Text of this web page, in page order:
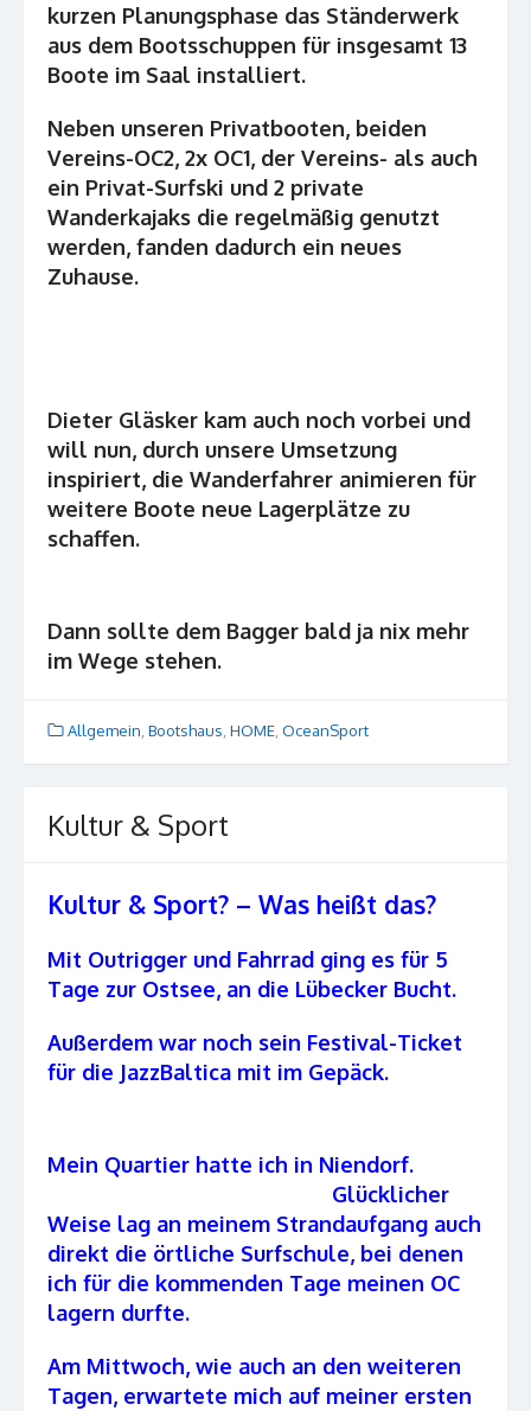
kurzen Planungsphase das Ständerwerk
aus dem Bootsschuppen für insgesamt 13
Boote im Saal installiert.
Neben unseren Privatbooten, beiden
Vereins-OC2, 2x OC1, der Vereins- als auch
ein Privat-Surfski und 2 private
Wanderkajaks die regelmäßig genutzt
werden, fanden dadurch ein neues
Zuhause.
Dieter Gläsker kam auch noch vorbei und
will nun, durch unsere Umsetzung
inspiriert, die Wanderfahrer animieren für
weitere Boote neue Lagerplätze zu
schaffen.
Dann sollte dem Bagger bald ja nix mehr
im Wege stehen.
Allgemein Bootshaus HOME OceanSport
Kultur & Sport
Kultur & Sport? – Was heißt das?
Mit Outrigger und Fahrrad ging es für 5
Tage zur Ostsee, an die Lübecker Bucht.
Außerdem war noch sein Festival-Ticket
für die JazzBaltica mit im Gepäck.
Mein Quartier hatte ich in Niendorf.
Glücklicher
Weise lag an meinem Strandaufgang auch
direkt die örtliche Surfschule, bei denen
ich für die kommenden Tage meinen OC
lagern durfte.
Am Mittwoch, wie auch an den weiteren
Tagen, erwartete mich auf meiner ersten